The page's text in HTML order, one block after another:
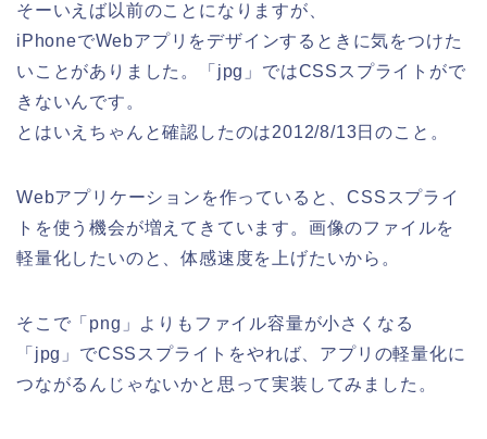
そーいえば以前のことになりますが、
iPhoneでWebアプリをデザインするときに気をつけた
いことがありました。「jpg」ではCSSスプライトがで
きないんです。
とはいえちゃんと確認したのは2012/8/13日のこと。
Webアプリケーションを作っていると、CSSスプライ
トを使う機会が増えてきています。画像のファイルを
軽量化したいのと、体感速度を上げたいから。
そこで「png」よりもファイル容量が小さくなる
「jpg」でCSSスプライトをやれば、アプリの軽量化に
つながるんじゃないかと思って実装してみました。